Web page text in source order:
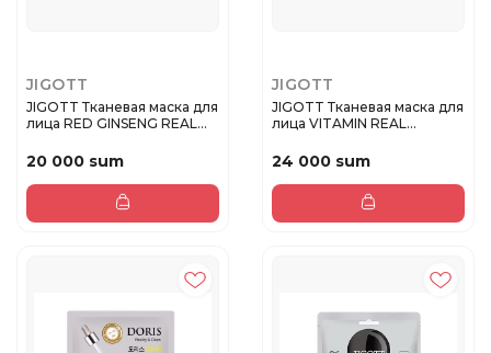
JIGOTT
JIGOTT Тканевая маска для
лица RED GINSENG REAL
20 000 sum
JIGOTT
JIGOTT Тканевая маска для
лица VITAMIN REAL
24 000 sum